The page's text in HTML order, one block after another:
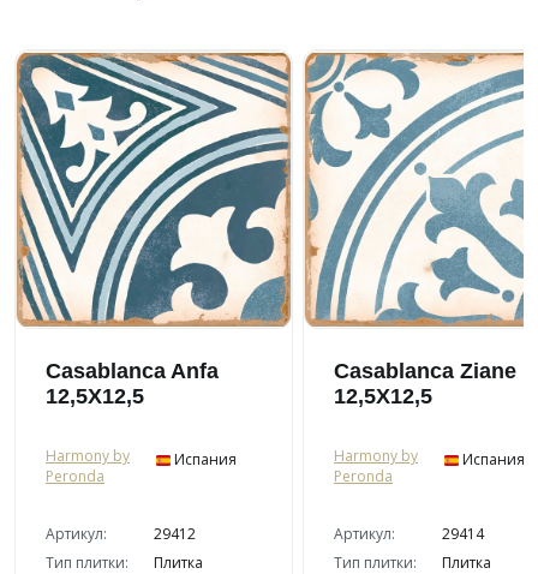
Casablanca Anfa
12,5X12,5
Harmony by
Peronda
Испания
Артикул:
29412
Тип плитки:
Плитка
Casablanca Ziane
12,5X12,5
Harmony by
Peronda
Испания
Артикул:
29414
Тип плитки:
Плитка